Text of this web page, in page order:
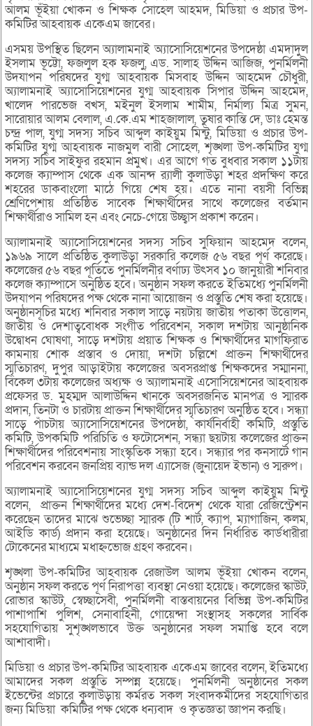
আলম ভূঁইয়া খোকন ও শিক্ষক সোহেল আহমদ, মিডিয়া ও প্রচার উপ-
কমিটির আহবায়ক একেএম জাবের।
এসময় উপস্থিত ছিলেন অ্যালামনাই অ্যাসোসিয়েশনের উপদেষ্ঠা এমদাদুল
ইসলাম ভূট্টো, ফজলুল হক ফজলু, এড. সালাহ উদ্দিন আজিজ, পুনর্মিলনী
উদযাপন পরিষদের যুগ্ম আহবায়ক মিসবাহ উদ্দিন আহমেদ চৌধুরী,
অ্যালামনাই অ্যাসোসিয়েশনের যুগ্ম আহবায়ক সিপার উদ্দিন আহমেদ,
খালেদ পারভেজ বখস, মইনুল ইসলাম শামীম, নির্মাল্য মিত্র সুমন,
সারোয়ার আলম বেলাল, এ.কে.এম শাহজালাল, তুষার কান্তি দে, ডাঃ হেমন্ত
চন্দ্র পাল, যুগ্ম সদস্য সচিব আব্দুল কাইয়ুম মিন্টু, মিডিয়া ও প্রচার উপ-
কমিটির যুগ্ম আহবায়ক নাজমুল বারী সোহেল, শৃঙ্খলা উপ-কমিটির যুগ্ম
সদস্য সচিব সাইফুর রহমান প্রমুখ। এর আগে গত বুধবার সকাল ১১টায়
কলেজ ক্যাম্পাস থেকে এক আনন্দ র‌্যালী কুলাউড়া শহর প্রদক্ষিণ করে
শহরের ডাকবাংলো মাঠে গিয়ে শেষ হয়। এতে নানা বয়সী বিভিন্ন
শ্রেণিপেশায় প্রতিষ্ঠিত সাবেক শিক্ষার্থীদের সাথে কলেজের বর্তমান
শিক্ষার্থীরাও সামিল হন এবং নেচে-গেয়ে উচ্ছ্বাস প্রকাশ করেন।
অ্যালামনাই অ্যাসোসিয়েশনের সদস্য সচিব সুফিয়ান আহমেদ বলেন,
১৯৬৯ সালে প্রতিষ্ঠিত কুলাউড়া সরকারি কলেজ ৫৬ বছর পূর্ণ করেছে।
কলেজের ৫৬ বছর পূর্তিতে পুনর্মিলনীর বর্ণাঢ্য উৎসব ১০ জানুয়ারী শনিবার
কলেজ ক্যাম্পাসে অনুষ্ঠিত হবে। অনুষ্ঠান সফল করতে ইতিমধ্যে পুনর্মিলনী
উদযাপন পরিষদের পক্ষ থেকে নানা আয়োজন ও প্রস্তুতি শেষ করা হয়েছে।
অনুষ্ঠানসূচির মধ্যে শনিবার সকাল সাড়ে নয়টায় জাতীয় পতাকা উত্তোলন,
জাতীয় ও দেশাত্ববোধক সংগীত পরিবেশন, সকাল দশটায় আনুষ্ঠানিক
উদ্বোধন ঘোষণা, সাড়ে দশটায় প্রয়াত শিক্ষক ও শিক্ষার্থীদের মাগফিরাত
কামনায় শোক প্রস্তাব ও দোয়া, দশটা চল্লিশে প্রাক্তন শিক্ষার্থীদের
স্মৃতিচারণ, দুপুর আড়াইটায় কলেজের অবসরপ্রাপ্ত শিক্ষকদের সম্মাননা,
বিকেল ৩টায় কলেজের অধ্যক্ষ ও অ্যালামনাই এসোসিয়েশনের আহবায়ক
প্রফেসর ড. মুহম্মদ আলাউদ্দিন খানকে অবসরজনিত মানপত্র ও স্মারক
প্রদান, তিনটা ও চারটায় প্রাক্তন শিক্ষার্থীদের স্মৃতিচারণ অনুষ্ঠিত হবে। সন্ধ্যা
সাড়ে পাঁচটায় অ্যাসোসিয়েশনের উপদেষ্ঠা, কার্যনির্বাহী কমিটি, প্রস্তুতি
কমিটি, উপকমিটি পরিচিতি ও ফটোসেশন, সন্ধ্যা ছয়টায় কলেজের প্রাক্তন
শিক্ষার্থীদের পরিবেশনায় সাংস্কৃতিক সন্ধ্যা হবে। সন্ধ্যার পর কনসার্টে গান
পরিবেশন করবেন জনপ্রিয় ব্যান্ড দল এ্যাসেজ (জুনায়েদ ইভান) ও স্মরুপ।
অ্যালামনাই অ্যাসোসিয়েশনের যুগ্ম সদস্য সচিব আব্দুল কাইয়ুম মিন্টু
বলেন, প্রাক্তন শিক্ষার্থীদের মধ্যে দেশ-বিদেশ থেকে যারা রেজিস্ট্রেশন
করেছেন তাদের মাঝে শুভেচ্ছা স্মারক (টি শার্ট, ক্যাপ, ম্যাগাজিন, কলম,
আইডি কার্ড) প্রদান করা হয়েছে। অনুষ্ঠানের দিন নির্ধারিত কার্ডধারীরা
টোকেনের মাধ্যমে মধাহ্নভোজ গ্রহণ করবেন।
শৃঙ্খলা উপ-কমিটির আহবায়ক রেজাউল আলম ভূঁইয়া খোকন বলেন,
অনুষ্ঠান সফল করতে পূর্ণ নিরাপত্তা ব্যবস্থা নেওয়া হয়েছে। কলেজের স্কাউট,
রোভার স্কাউট, স্বেচ্ছাসেবী, পুনর্মিলনী বাস্তবায়নের বিভিন্ন উপ-কমিটির
পাশাপাশি পুলিশ, সেনাবাহিনী, গোয়েন্দা সংস্থাসহ সকলের সার্বিক
সহযোগিতায় সুশৃঙ্খলভাবে উক্ত অনুষ্ঠানের সফল সমাপ্তি হবে বলে
আশাবাদী।
মিডিয়া ও প্রচার উপ-কমিটির আহবায়ক একেএম জাবের বলেন, ইতিমধ্যে
আমাদের সকল প্রস্তুতি সম্পন্ন হয়েছে। পুনর্মিলনী অনুষ্ঠানের সকল
ইভেন্টের প্রচারে কুলাউড়ায় কর্মরত সকল সংবাদকর্মীদের সহযোগিতার
জন্য মিডিয়া কমিটির পক্ষ থেকে ধন্যবাদ ও কৃতজ্ঞতা জ্ঞাপন করছি।